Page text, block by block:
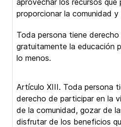
aprovechar los recursos que
proporcionar la comunidad
Toda persona tiene derecho
gratuitamente la educación
lo menos.
Artículo XIII. Toda persona
derecho de participar en la
de la comunidad, gozar de
disfrutar de los beneficios